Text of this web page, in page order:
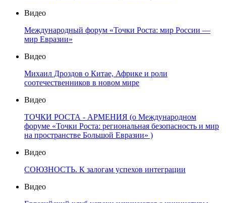
Видео
Презентация доклада «Точки Роста: мир России – мир
Евразии»
Видео
Алексей Дзермант о философии, политике и русском
кино
Видео
К 79-й годовщине освобождения Украины
Видео
Международный форум «Точки Роста: мир России —